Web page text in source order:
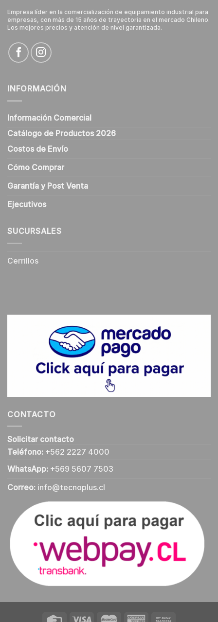
Empresa líder en la comercialización de equipamiento industrial para
empresas, con más de 15 años de trayectoria en el mercado Chileno.
Los mejores precios y atención de nivel garantizada.
INFORMACIÓN
Información Comercial
Catálogo de Productos 2026
Costos de Envío
Cómo Comprar
Garantía y Post Venta
Ejecutivos
SUCURSALES
Cerrillos
CONTACTO
Solicitar contacto
Teléfono: +562 2227 4000
WhatsApp: +569 5607 7503
Correo: info@tecnoplus.cl